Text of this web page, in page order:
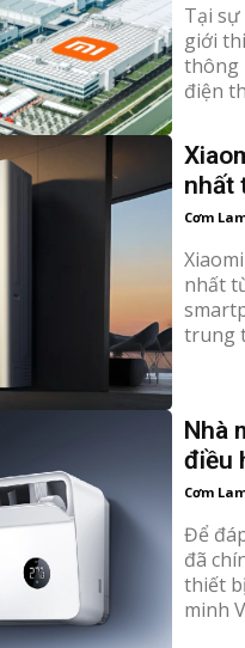
Tại
giới
thông
điện
nhất
Cơm
nhất
trung
Nhà
điều
Cơm
Để
đã
thiết
minh